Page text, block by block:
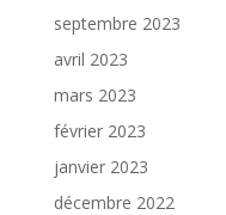
septembre 2023
avril 2023
mars 2023
février 2023
janvier 2023
décembre 2022